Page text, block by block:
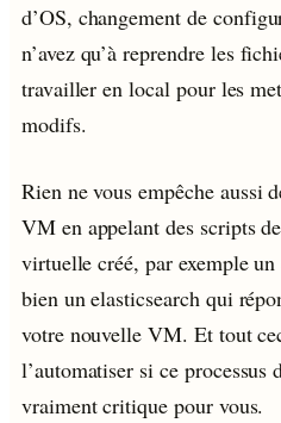
d’OS, changement de
n’avez qu’à reprendre les
travailler en local pour les
modifs.
Rien ne vous empêche aussi
VM en appelant des scripts
virtuelle créé, par exemple
bien un elasticsearch qui
votre nouvelle VM. Et tout
l’automatiser si ce
vraiment critique pour vous.